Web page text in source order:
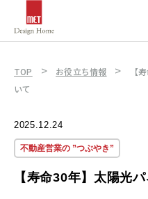
TOP > お役立ち情報 >
【
いて
2025.12.24
不動産営業の ”つぶやき”
【寿命30年】太陽光